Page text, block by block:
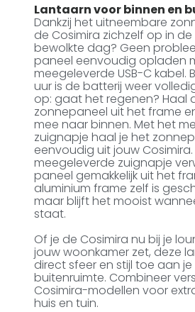
Lantaarn voor binnen en
Dankzij het uitneembare
de Cosimira zichzelf op in de
bewolkte dag? Geen
paneel eenvoudig opladen
meegeleverde USB-C kabel.
uur is de batterij weer
op: gaat het regenen? Haal
zonnepaneel uit het frame
mee naar binnen. Met het
zuignapje haal je het
eenvoudig uit jouw
meegeleverde zuignapje
paneel gemakkelijk uit het
aluminium frame zelf is
maar blijft het mooist
staat.
Of je de Cosimira nu bij je
jouw woonkamer zet, deze
direct sfeer en stijl toe aan
buitenruimte. Combineer
Cosimira-modellen voor
huis en tuin.